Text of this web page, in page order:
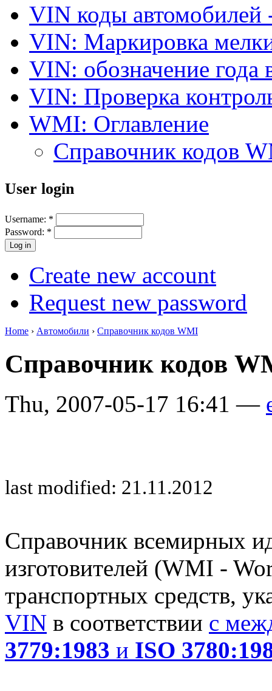
VIN коды автомобилей
VIN: Маркировка
VIN: обозначение года
VIN: Проверка
WMI: Оглавление
Справочник кодов
User login
Username: *
Password: *
Create new account
Request new password
Home › Автомобили › Справочник кодов WMI
Справочник кодов
Thu, 2007-05-17 16:41 —
last modified: 21.11.2012
Справочник всемирных
изготовителей (WMI -
транспортных средств,
VIN в соответствии с
3779:1983 и ISO